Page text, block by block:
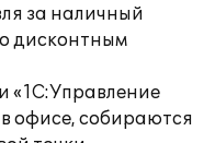
за наличный
дисконтным
«1С:Управление
офисе, собираются